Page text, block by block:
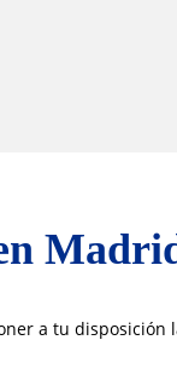
a tu disposición